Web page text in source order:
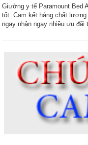
Giường y tế Paramount Bed
tốt. Cam kết hàng chất
ngay nhận ngay nhiều ưu đãi